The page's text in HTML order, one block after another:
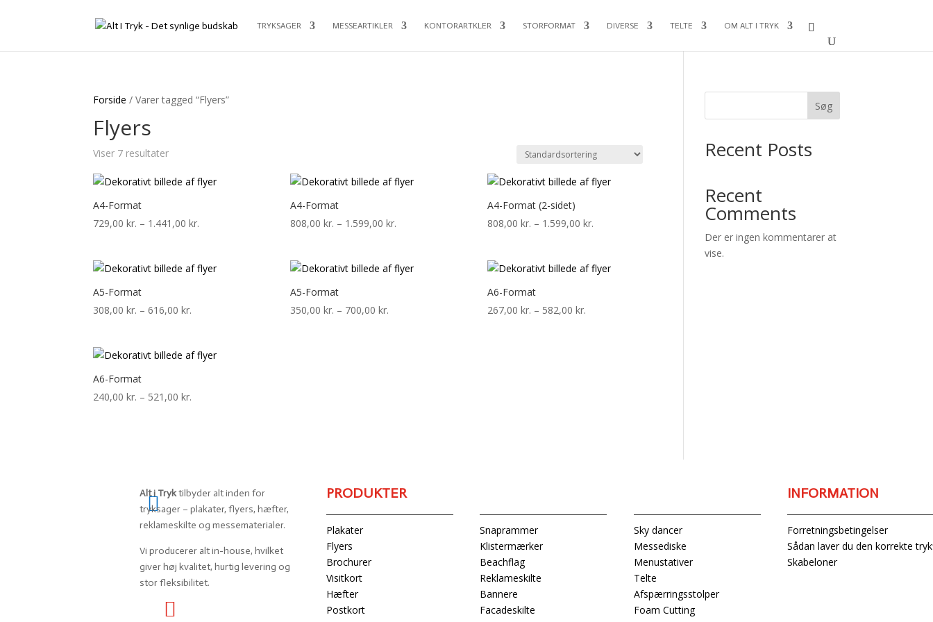
TRYKSAGER MESSEARTIKLER KONTORARTKLER STORFORMAT DIVERSE TELTE OM ALT I TRYK
Forside / Varer tagged “Flyers”
Flyers
Viser 7 resultater
A4-Format
729,00kr. – 1.441,00kr.
1.441,00 kr.
A4-Format
808,00 kr. – 1.599,00 kr.Prisinterval:
1.599,00 kr.
A4-Format (2-sidet)
808,00 kr. – 1.599,00 kr.Prisinterval:
1.599,00 kr.
A5-Format
308,00kr. – 616,00kr.
616,00 kr.
A5-Format
350,00 kr. – 700,00 kr.Prisinterval:
A6-Format
267,00 kr. – 582,00 kr.Prisinterval:
A6-Format
240,00kr. – 521,00kr.
Søg
Recent Posts
Recent
Comments
Der er ingen kommentarer at
vise.

Alt i Tryktilbyder alt inden for
tryksager – plakater, flyers, hæfter,
reklameskilte og messematerialer.
Vi producerer alt in-house, hvilket
giver høj kvalitet, hurtig levering og
stor fleksibilitet.

PRODUKTER
Plakater
Flyers
Brochurer
Visitkort
Hæfter
Postkort
Snaprammer
Klistermærker
Beachflag
Reklameskilte
Bannere
Facadeskilte
Sky dancer
Messediske
Menustativer
Telte
Afspærringsstolper
Foam Cutting
INFORMATION
Forretningsbetingelser
Sådan laver du den korrekte
Skabeloner